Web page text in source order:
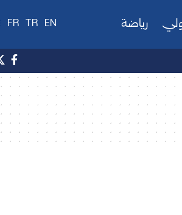
رياضة EN
TR
FR